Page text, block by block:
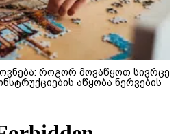
როგორ მოვაწყოთ სივრცე
აწყობა ნერვების